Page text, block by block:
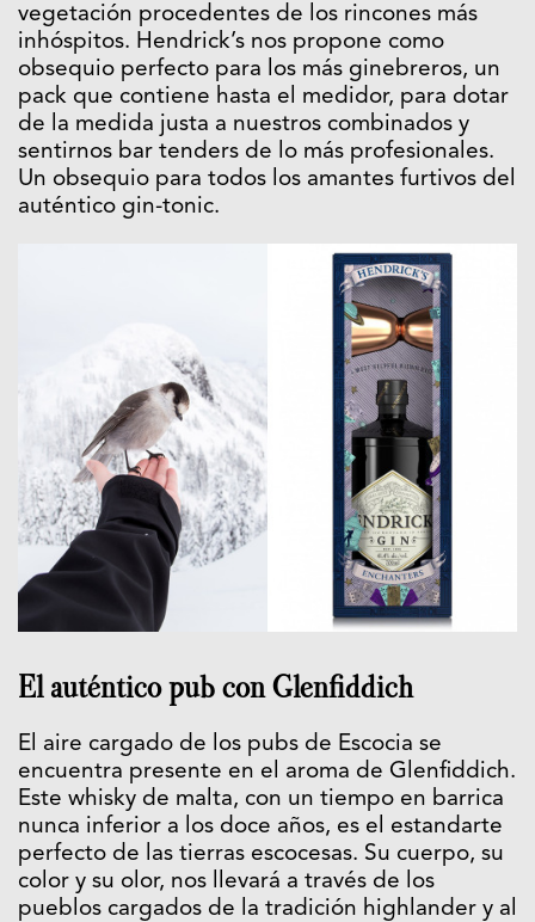
vegetación procedentes de los rincones más
inhóspitos. Hendrick’s nos propone como
obsequio perfecto para los más ginebreros, un
pack que contiene hasta el medidor, para dotar
de la medida justa a nuestros combinados y
sentirnos bar tenders de lo más profesionales.
Un obsequio para todos los amantes furtivos del
auténtico gin-tonic.
El auténtico pub con Glenfiddich
El aire cargado de los pubs de Escocia se
encuentra presente en el aroma de Glenfiddich.
Este whisky de malta, con un tiempo en barrica
nunca inferior a los doce años, es el estandarte
perfecto de las tierras escocesas. Su cuerpo, su
color y su olor, nos llevará a través de los
pueblos cargados de la tradición highlander y al